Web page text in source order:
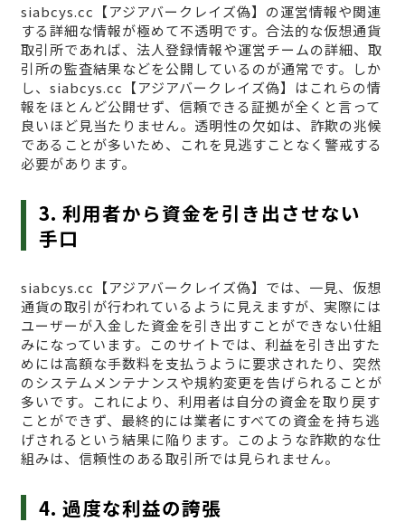
siabcys.cc【アジアバークレイズ偽】の運営情報や関連
する詳細な情報が極めて不透明です。合法的な仮想通貨
取引所であれば、法人登録情報や運営チームの詳細、取
引所の監査結果などを公開しているのが通常です。しか
し、siabcys.cc【アジアバークレイズ偽】はこれらの情
報をほとんど公開せず、信頼できる証拠が全くと言って
良いほど見当たりません。透明性の欠如は、詐欺の兆候
であることが多いため、これを見逃すことなく警戒する
必要があります。
3. 利用者から資金を引き出させない
手口
siabcys.cc【アジアバークレイズ偽】では、一見、仮想
通貨の取引が行われているように見えますが、実際には
ユーザーが入金した資金を引き出すことができない仕組
みになっています。このサイトでは、利益を引き出すた
めには高額な手数料を支払うように要求されたり、突然
のシステムメンテナンスや規約変更を告げられることが
多いです。これにより、利用者は自分の資金を取り戻す
ことができず、最終的には業者にすべての資金を持ち逃
げされるという結果に陥ります。このような詐欺的な仕
組みは、信頼性のある取引所では見られません。
4. 過度な利益の誇張